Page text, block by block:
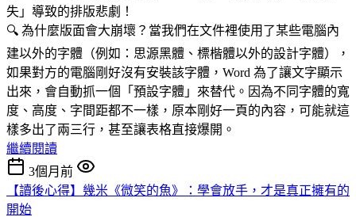
失」導致的排版悲劇！
🔍 為什麼版面會大崩壞？當我們在文件裡使用了某些電腦內
建以外的字體（例如：思源黑體、標楷體以外的設計字體），
如果對方的電腦剛好沒有安裝該字體，Word 為了讓文字顯示
出來，會自動抓一個「預設字體」來替代。因為不同字體的寬
度、高度、字間距都不一樣，原本剛好一頁的內容，可能就這
樣多出了兩三行，甚至讓表格直接爆開。
繼續閱讀
3個月前
【讀後心得】幾米《微笑的魚》：學會放手，才是真正擁有的
開始